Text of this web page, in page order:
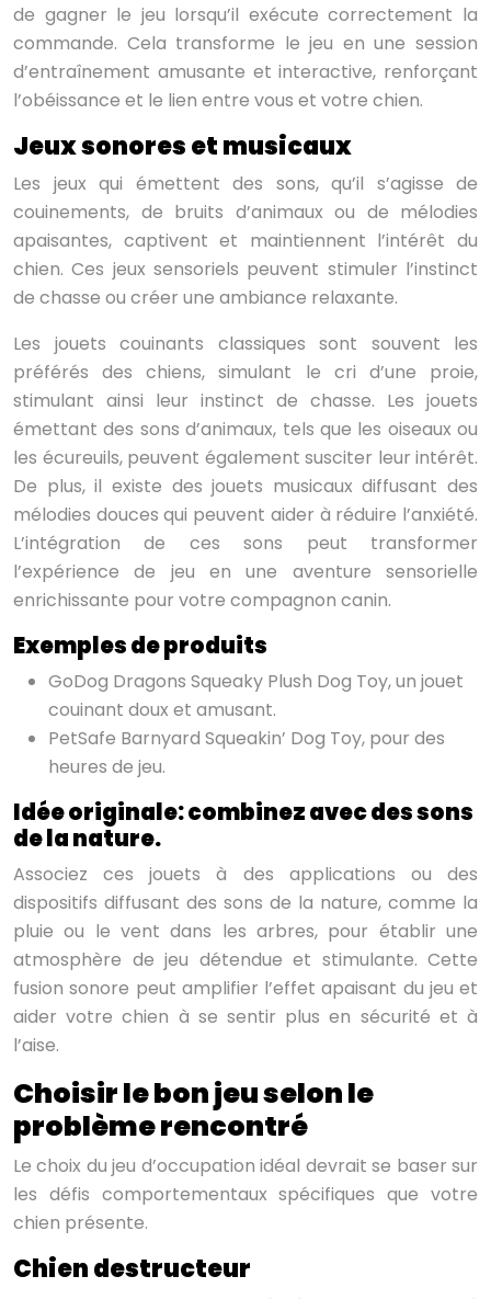
de gagner le jeu lorsqu’il exécute correctement la
commande. Cela transforme le jeu en une session
d’entraînement amusante et interactive, renforçant
l’obéissance et le lien entre vous et votre chien.
Jeux sonores et musicaux
Les jeux qui émettent des sons, qu’il s’agisse de
couinements, de bruits d’animaux ou de mélodies
apaisantes, captivent et maintiennent l’intérêt du
chien. Ces jeux sensoriels peuvent stimuler l’instinct
de chasse ou créer une ambiance relaxante.
Les jouets couinants classiques sont souvent les
préférés des chiens, simulant le cri d’une proie,
stimulant ainsi leur instinct de chasse. Les jouets
émettant des sons d’animaux, tels que les oiseaux ou
les écureuils, peuvent également susciter leur intérêt.
De plus, il existe des jouets musicaux diffusant des
mélodies douces qui peuvent aider à réduire l’anxiété.
L’intégration de ces sons peut transformer
l’expérience de jeu en une aventure sensorielle
enrichissante pour votre compagnon canin.
Exemples de produits
GoDog Dragons Squeaky Plush Dog Toy, un jouet
couinant doux et amusant.
PetSafe Barnyard Squeakin’ Dog Toy, pour des
heures de jeu.
Idée originale: combinez avec des sons
de la nature.
Associez ces jouets à des applications ou des
dispositifs diffusant des sons de la nature, comme la
pluie ou le vent dans les arbres, pour établir une
atmosphère de jeu détendue et stimulante. Cette
fusion sonore peut amplifier l’effet apaisant du jeu et
aider votre chien à se sentir plus en sécurité et à
l’aise.
Choisir le bon jeu selon le
problème rencontré
Le choix du jeu d’occupation idéal devrait se baser sur
les défis comportementaux spécifiques que votre
chien présente.
Chien destructeur